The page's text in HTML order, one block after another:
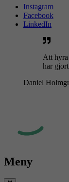
Instagram
Facebook
LinkedIn
Att
har
Daniel
Meny